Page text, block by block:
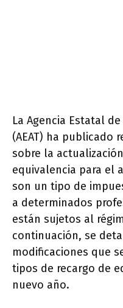
La Agencia Estatal
(AEAT) ha publicado
sobre la
equivalencia para el
son un tipo de
a determinados
están sujetos al
continuación, se
modificaciones que
tipos de recargo de
nuevo año.